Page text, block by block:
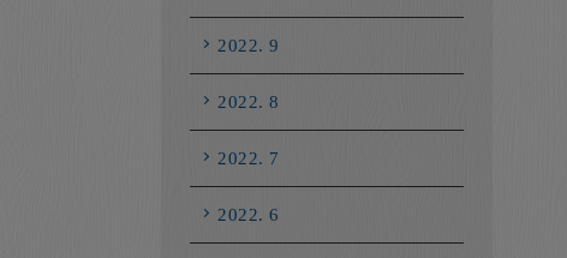
2022. 9
2022. 8
2022. 7
2022. 6